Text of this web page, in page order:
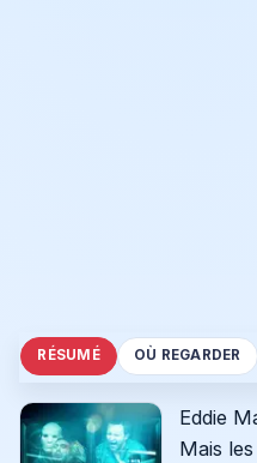
RÉSUMÉ OÙ REGARDER
Eddie
Mais